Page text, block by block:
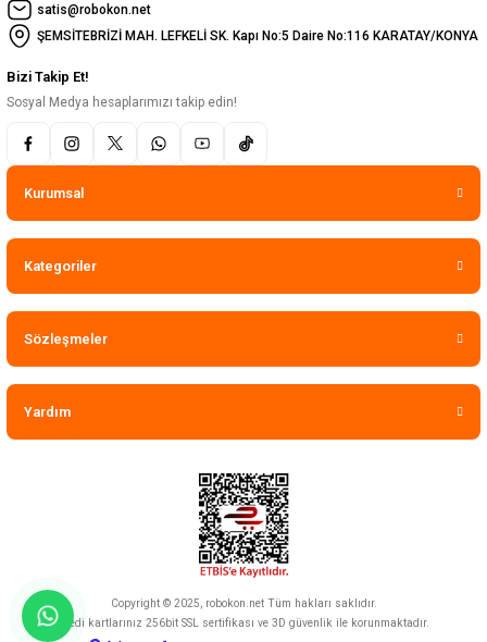
satis@robokon.net
ŞEMSİTEBRİZİ MAH. LEFKELİ SK. Kapı No:5 Daire No:116 KARATAY/KONYA
Bizi Takip Et!
Sosyal Medya hesaplarımızı takip edin!
Kurumsal
Kategoriler
Sözleşmeler
Yardım
Copyright © 2025, robokon.net Tüm hakları saklıdır.
Kredi kartlarınız 256bit SSL sertifikası ve 3D güvenlik ile korunmaktadır.